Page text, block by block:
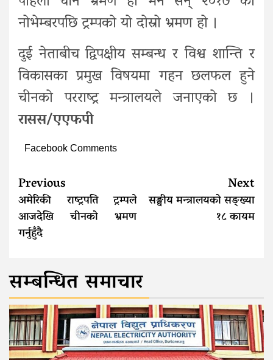
नोभेम्बरपछि ट्रम्पको यो दोस्रो भ्रमण हो ।
दुई नेताबीच द्विपक्षीय सम्बन्ध र विश्व शान्ति र
विकासका प्रमुख विषयमा गहन छलफल हुने
चीनको परराष्ट्र मन्त्रालयले जनाएको छ ।
रासस/एएफपी
Facebook Comments
Continue
Reading
Previous
अमेरिकी राष्ट्रपति ट्रम्पले
आजदेखि चीनको भ्रमण
गर्नुहुँदै
Next
सङ्घीय मन्त्रालयको सङ्ख्या
१८ कायम
सम्बन्धित समाचार